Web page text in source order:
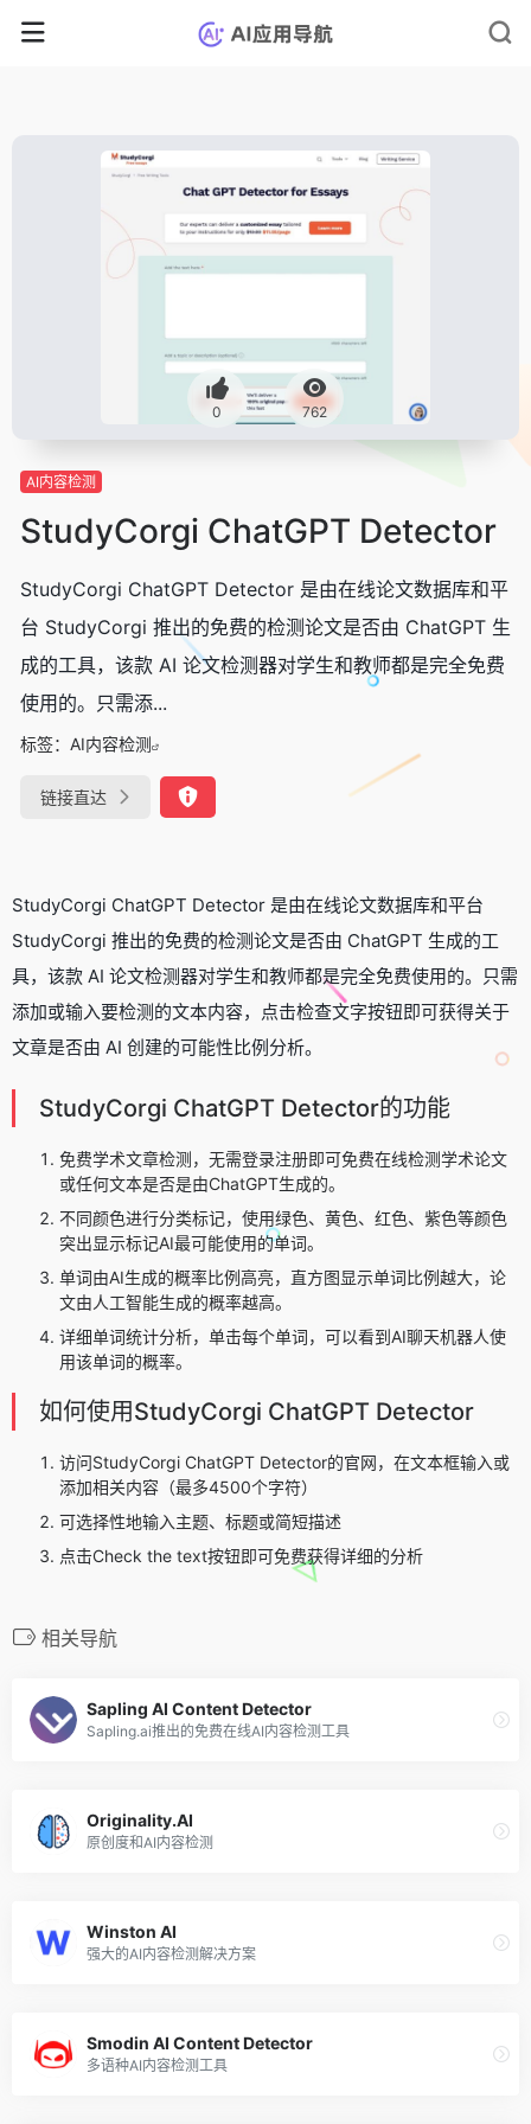
0 762
AI内容检测
StudyCorgi ChatGPT Detector
StudyCorgi ChatGPT Detector 是由在线论文数据库和平
台 StudyCorgi 推出的免费的检测论文是否由 ChatGPT 生
成的工具，该款 AI 论文检测器对学生和教师都是完全免费
使用的。只需添...
标签： AI内容检测
链接直达
StudyCorgi ChatGPT Detector 是由在线论文数据库和平台
StudyCorgi 推出的免费的检测论文是否由 ChatGPT 生成的工
具，该款 AI 论文检测器对学生和教师都是完全免费使用的。只需
添加或输入要检测的文本内容，点击检查文字按钮即可获得关于
文章是否由 AI 创建的可能性比例分析。
StudyCorgi ChatGPT Detector的功能
免费学术文章检测，无需登录注册即可免费在线检测学术论文
或任何文本是否是由ChatGPT生成的。
不同颜色进行分类标记，使用绿色、黄色、红色、紫色等颜色
突出显示标记AI最可能使用的单词。
单词由AI生成的概率比例高亮，直方图显示单词比例越大，论
文由人工智能生成的概率越高。
详细单词统计分析，单击每个单词，可以看到AI聊天机器人使
用该单词的概率。
如何使用StudyCorgi ChatGPT Detector
访问StudyCorgi ChatGPT Detector的官网，在文本框输入或
添加相关内容（最多4500个字符）
可选择性地输入主题、标题或简短描述
点击Check the text按钮即可免费获得详细的分析
相关导航
Sapling AI Content Detector
Sapling.ai推出的免费在线AI内容检测工具
Originality.AI
原创度和AI内容检测
Winston AI
强大的AI内容检测解决方案
Smodin AI Content Detector
多语种AI内容检测工具